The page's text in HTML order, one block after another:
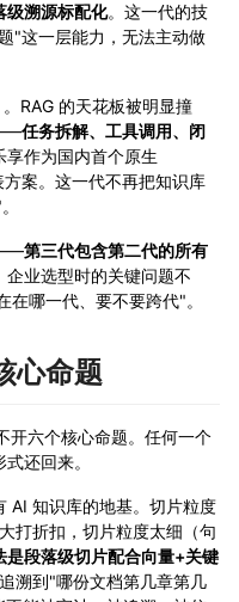
级溯源标配化。这一代的技
"这一层能力，无法主动做
。RAG 的天花板被明显撞
任务拆解、工具调用、闭
享作为国内首个原生
案。这一代不再把知识库
——第三代包含第二代的所有
企业选型时的关键问题不
哪一代、要不要跨代"。
心命题
开六个核心命题。任何一个
还回来。
AI 知识库的地基。切片粒度
打折扣，切片粒度太细（句
是段落级切片配合向量+关键
溯到"哪份文档第几章第几